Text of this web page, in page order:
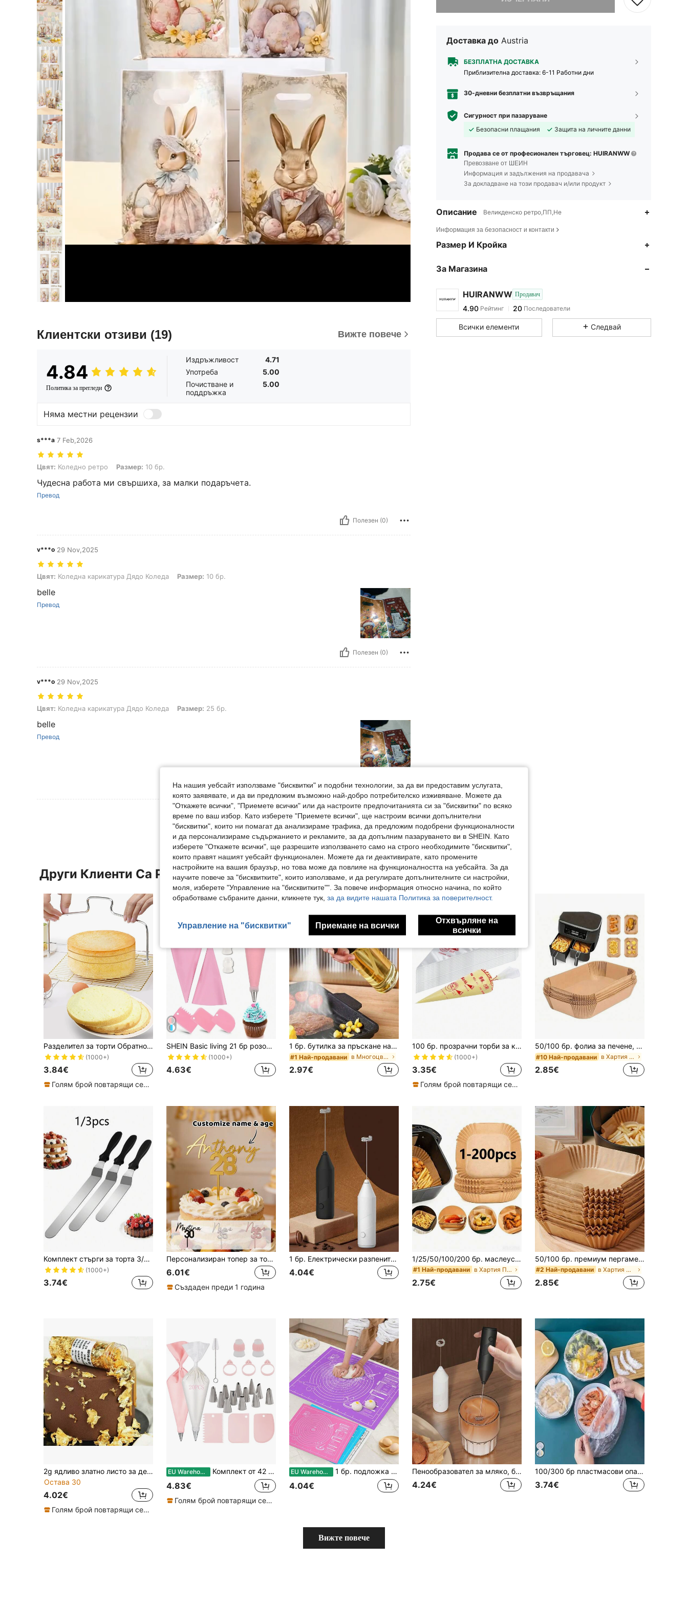
Клиентски отзиви (19) Вижте повече
4.84
Политика за прегледи
Издръжливост
4.71
Употреба
5.00
Почистване и
поддръжка
5.00
Няма местни рецензии
s***a 7 Feb,2026
Цвят: Коледно ретро, Размер: 10 бр.
Цвят: Коледно ретро Размер: 10 бр.
Чудесна работа ми свършиха, за малки подаръчета.
Превод
Полезен (0)
v***o 29 Nov,2025
Цвят: Коледна карикатура Дядо Коледа, Размер: 10 бр.
Цвят: Коледна карикатура Дядо Коледа Размер: 10 бр.
belle
Превод
Полезен (0)
v***o 29 Nov,2025
Цвят: Коледна карикатура Дядо Коледа, Размер: 25 бр.
Цвят: Коледна карикатура Дядо Коледа Размер: 25 бр.
belle
Превод
Полезен (0)
Вижте Още Отзиви
Доставка до Austria
БЕЗПЛАТНА ДОСТАВКА
Приблизителна доставка: 6-11 Работни дни
30-дневни безплатни възвръщания
Сигурност при пазаруване
Безопасни плащания
Защита на личните данни
Продава се от професионален търговец: HUIRANWW
Превозване от ШЕИН
Информация и задължения на продавача
За докладване на този продавач и/или продукт
Описание Великденско ретро,ПП,Не
Информация за безопасност и контакти
Размер И Кройка
За Магазина
HUIRANWW Продавач
4.90
4.90
20Последователи
a***oпоследвано отпреди 1 ден
4.90
20
Всички елементи Следвай
Други Клиенти Са Разглеждали Също
Разделител за торти Обратно на училище
(1000+)
3.84€
Голям брой повтарящи се клиенти
SHEIN Basic living 21 бр розови торбички за печене и комплект накрайници
(1000+)
4.63€
1 бр. бутилка за пръскане на зехтин за кухня, диспенсър за соев сос, оцет и подправки за къмпинг, барбекю, печене, готвене и салата, херметически, фитнес барбекю инструмент за пръскане на олио, Back To School, лесна за почистване
#1 Най-продавани в Многоцветен Съд за печене и сладкиши
2.97€
100 бр. прозрачни торби за крем с накрайник, еднократни торби за десерти, торби за декорация на торта, подходящи за DIY приготвяне на торта, макарони, бисквити, декорация на сладкиши, Back to School, домашно готвене
(1000+)
3.35€
Голям брой повтарящи се клиенти
50/100 бр. фолиа за печене, пергаментова хартия за фритюрник, фолиа за фурна, кухненски аксесоари, незалепваща хартия за печене, аксесоари за фритюрник, устойчиви на масло и вода, подходящи за печене, запичане, микровълнова фурна, фритюрник
#10 Най-продавани в Хартия Пергамент
2.85€
Комплект стърги за торта 3/1 бр., стърги за крем от неръждаема стомана, за изглаждане на торта – 6 инча, 8 инча, 10 инча, инструменти за декориране на торта, сезон Back to School
(1000+)
3.74€
Персонализиран топер за торта с име и възраст, декорация за торта за рожден ден, персонализиран топер за парти торта, подходящ за годишнина или юбилейни събития, елегантен аксесоар за декорация на десерт, персонализируем акрилов топер за торта като подарък, подходящ за жени и мъже
6.01€
Създаден преди 1 година
1 бр. Електрически разпенител за мляко, Безжичен разпенител за мляко с батерии, Блендер за млечен шейк, Инструмент за домашно печене, Разпенител за мляко за различни посоки, Кафе [Електрически разпенител за мляко с 1 скорост] Ръчен електрически разпенител за мляко, Разпенител за мляко, Разпенител за кафе с бъркалка от неръждаема стомана, Подходящ за кафе, Мача, Лате, Капучино, Топъл шоколад
4.04€
1/25/50/100/200 бр. маслеустойчива хартиена подложка за еър фрайър и фурна, квадратна термоустойчива силиконирана хартия за печене за домашна употреба на храна, еднократна
#1 Най-продавани в Хартия Пергамент
2.75€
50/100 бр. премиум пергаментова хартия за фритюрник без мазнина – дебела, незалепваща, подходяща за фритюрници от 2-8 qt, незаменим аксесоар за кухнята и трапезата, за пържене, печене и микровълнова фурна, практични подложки за фритюрник, идеални за печене на торти
#2 Най-продавани в Хартия Пергамент
2.85€
2g ядливо златно листо за декорация на торти, златисти топъри, имитационно метално фолио за позлатяване, декорация за напитки, готвене, шоколад, торти, десерти, капкейкове и грим
Остава 30
4.02€
Голям брой повтарящи се клиенти
EU Warehouse Комплект от 42 броя дюзи за шприцване от неръждаема стомана за декориране на торти, включва 12 накрайника за шприцване, 21 торбички за шприцване, 3 шпатули за глазура, 3 връзки за торбички, 2 куплунга, 1 четка за почистване, за декориране на торти, мъфини, печене
4.83€
Голям брой повтарящи се клиенти
EU Warehouse 1 бр. подложка за месене - незалепваща, лесна за почистване - предлага се в синьо/лилаво/бяло/розово, удобно почистване, подходяща за бисквитки, тесто, печене на торти, основен инструмент за печене на китайски сладкиши, чудесна за Коледа, Великден, Ден на благодарността и други празници.
4.04€
Пенообразовател за мляко, безжичен уред за разпенване на мляко, работещ с батерии, миксер за млечен шейк, инструмент за домашно печене, трансграничен пенообразувател за мляко, кафе
4.24€
100/300 бр пластмасови опаковки за еднократна употреба, подходящи за съхранение на храна, хладилник, остатъци, плодове, пикник, барбекю - висококачествени кухненски консумативи
3.74€
Вижте повече
На нашия уебсайт използваме "бисквитки" и подобни технологии, за да ви предоставим услугата,
която заявявате, и да ви предложим възможно най-добро потребителско изживяване. Можете да
"Откажете всички", "Приемете всички" или да настроите предпочитанията си за "бисквитки" по всяко
време по ваш избор. Като изберете "Приемете всички", ще настроим всички допълнителни
"бисквитки", които ни помагат да анализираме трафика, да предложим подобрени функционалности
и да персонализираме съдържанието и рекламите, за да допълним пазаруването ви в SHEIN. Като
изберете "Откажете всички", ще разрешите използването само на строго необходимите "бисквитки",
които правят нашият уебсайт функционален. Можете да ги деактивирате, като промените
настройките на вашия браузър, но това може да повлияе на функционалността на уебсайта. За да
научите повече за "бисквитките", които използваме, и да регулирате допълнителните си настройки,
моля, изберете "Управление на "бисквитките"". За повече информация относно начина, по който
обработваме събраните данни, кликнете тук, за да видите нашата Политика за поверителност.
Управление на "бисквитки" Приемане на всички
Отхвърляне на
всички